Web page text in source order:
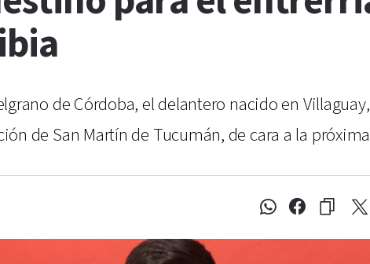
de Córdoba, el delantero nacido en
de San Martín de Tucumán, de cara a la